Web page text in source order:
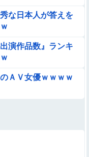
な日本人が答えを
演作品数』ランキ
ＡＶ女優ｗｗｗｗ